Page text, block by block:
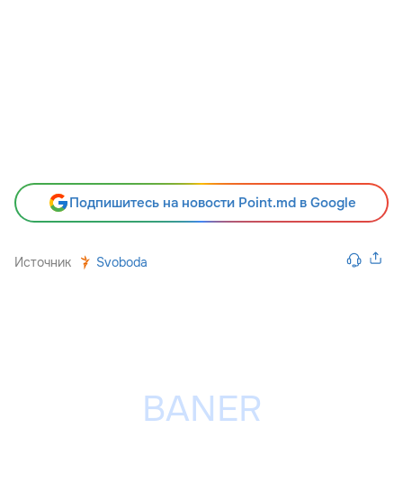
Подпишитесь на новости Point.md в Google
Источник Svoboda